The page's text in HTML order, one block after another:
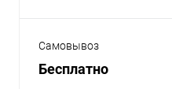
Самовывоз
Бесплатно